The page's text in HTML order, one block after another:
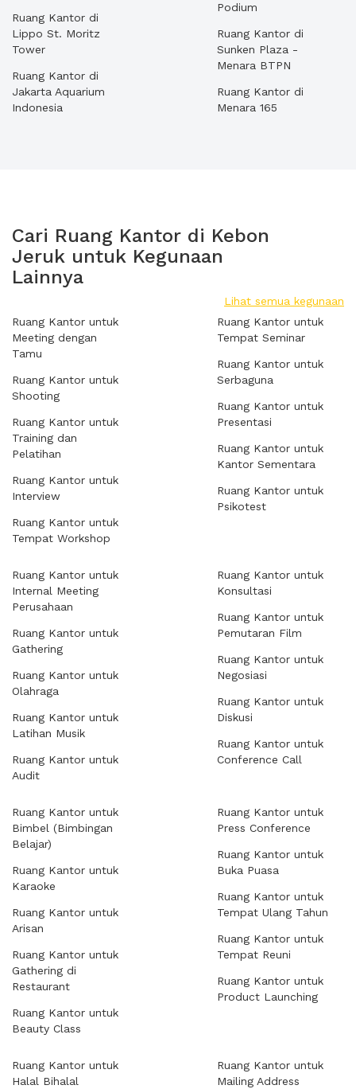
Ruang Kantor di
Lippo St. Moritz
Tower
Ruang Kantor di
Jakarta Aquarium
Indonesia
Podium
Ruang Kantor di
Sunken Plaza -
Menara BTPN
Ruang Kantor di
Menara 165
Cari Ruang Kantor di Kebon
Jeruk untuk Kegunaan
Lainnya
Lihat semua kegunaan
Ruang Kantor untuk
Meeting dengan
Tamu
Ruang Kantor untuk
Shooting
Ruang Kantor untuk
Training dan
Pelatihan
Ruang Kantor untuk
Interview
Ruang Kantor untuk
Tempat Workshop
Ruang Kantor untuk
Tempat Seminar
Ruang Kantor untuk
Serbaguna
Ruang Kantor untuk
Presentasi
Ruang Kantor untuk
Kantor Sementara
Ruang Kantor untuk
Psikotest
Ruang Kantor untuk
Internal Meeting
Perusahaan
Ruang Kantor untuk
Gathering
Ruang Kantor untuk
Olahraga
Ruang Kantor untuk
Latihan Musik
Ruang Kantor untuk
Audit
Ruang Kantor untuk
Konsultasi
Ruang Kantor untuk
Pemutaran Film
Ruang Kantor untuk
Negosiasi
Ruang Kantor untuk
Diskusi
Ruang Kantor untuk
Conference Call
Ruang Kantor untuk
Bimbel (Bimbingan
Belajar)
Ruang Kantor untuk
Karaoke
Ruang Kantor untuk
Arisan
Ruang Kantor untuk
Gathering di
Restaurant
Ruang Kantor untuk
Beauty Class
Ruang Kantor untuk
Press Conference
Ruang Kantor untuk
Buka Puasa
Ruang Kantor untuk
Tempat Ulang Tahun
Ruang Kantor untuk
Tempat Reuni
Ruang Kantor untuk
Product Launching
Ruang Kantor untuk
Halal Bihalal
Ruang Kantor untuk
Mailing Address